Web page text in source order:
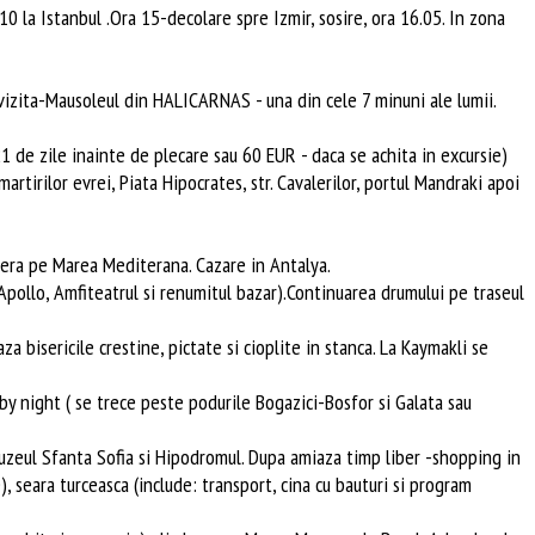
Istanbul .Ora 15-decolare spre Izmir, sosire, ora 16.05. In zona
Mausoleul din HALICARNAS - una din cele 7 minuni ale lumii.
zile inainte de plecare sau 60 EUR - daca se achita in excursie)
evrei, Piata Hipocrates, str. Cavalerilor, portul Mandraki apoi
pe Marea Mediterana. Cazare in Antalya.
Amfiteatrul si renumitul bazar).Continuarea drumului pe traseul
bisericile crestine, pictate si cioplite in stanca. La Kaymakli se
night ( se trece peste podurile Bogazici-Bosfor si Galata sau
Sfanta Sofia si Hipodromul. Dupa amiaza timp liber -shopping in
seara turceasca (include: transport, cina cu bauturi si program